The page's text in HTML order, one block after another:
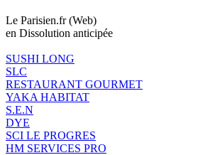
Le Parisien.fr (Web)
en Dissolution anticipée
SUSHI LONG
SLC
RESTAURANT GOURMET
YAKA HABITAT
S.E.N
DYE
SCI LE PROGRES
HM SERVICES PRO